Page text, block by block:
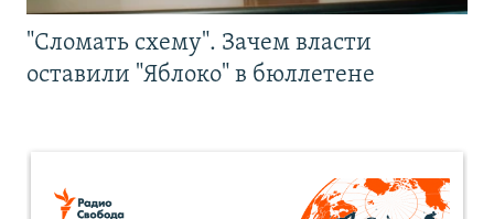
"Сломать схему". Зачем власти
оставили "Яблоко" в бюллетене